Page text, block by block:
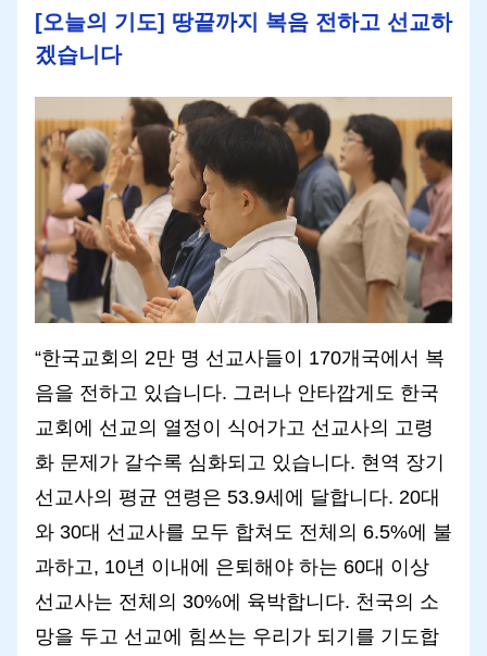
[오늘의 기도] 땅끝까지 복음 전하고 선교하
겠습니다
“한국교회의 2만 명 선교사들이 170개국에서 복
음을 전하고 있습니다. 그러나 안타깝게도 한국
교회에 선교의 열정이 식어가고 선교사의 고령
화 문제가 갈수록 심화되고 있습니다. 현역 장기
선교사의 평균 연령은 53.9세에 달합니다. 20대
와 30대 선교사를 모두 합쳐도 전체의 6.5%에 불
과하고, 10년 이내에 은퇴해야 하는 60대 이상
선교사는 전체의 30%에 육박합니다. 천국의 소
망을 두고 선교에 힘쓰는 우리가 되기를 기도합